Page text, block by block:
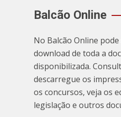
Balcão Online
No Balcão Online
download de toda a
disponibilizada.
descarregue os
os concursos, veja os
legislação e outros